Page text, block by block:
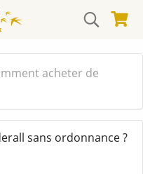
acheter de
sans ordonnance ?